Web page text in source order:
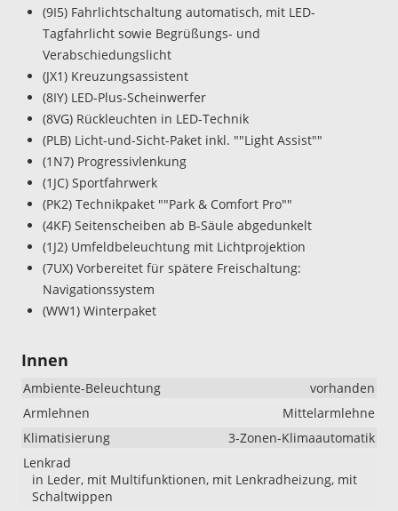
(9I5) Fahrlichtschaltung automatisch, mit LED-
Tagfahrlicht sowie Begrüßungs- und
Verabschiedungslicht
(JX1) Kreuzungsassistent
(8IY) LED-Plus-Scheinwerfer
(8VG) Rückleuchten in LED-Technik
(PLB) Licht-und-Sicht-Paket inkl. ""Light Assist""
(1N7) Progressivlenkung
(1JC) Sportfahrwerk
(PK2) Technikpaket ""Park & Comfort Pro""
(4KF) Seitenscheiben ab B-Säule abgedunkelt
(1J2) Umfeldbeleuchtung mit Lichtprojektion
(7UX) Vorbereitet für spätere Freischaltung:
Navigationssystem
(WW1) Winterpaket
Innen
Ambiente-Beleuchtung
vorhanden
Armlehnen
Mittelarmlehne
Klimatisierung
3-Zonen-Klimaautomatik
Lenkrad
in Leder, mit Multifunktionen, mit Lenkradheizung, mit
Schaltwippen